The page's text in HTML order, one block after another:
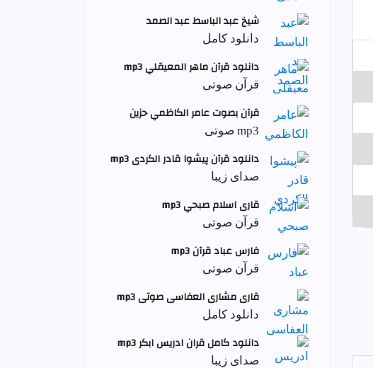
شيخ عبد الباسط عبد الصمد
دانلود کامل
دانلود قرآن ماهر المعيقلي mp3
قرآن صوتی
قرآن بصوت عامر الكاظمي حزين
mp3 صوتی
دانلود قرآن پیشوا قادر الکردی mp3
صدای زیبا
قاری اسلام صبحي mp3
قرآن صوتی
فارس عباد قرآن mp3
قرآن صوتی
قاری مشاری العفاسی صوتی mp3
دانلود کامل
دانلود کامل قران ادریس ابکر mp3
صدای زیبا